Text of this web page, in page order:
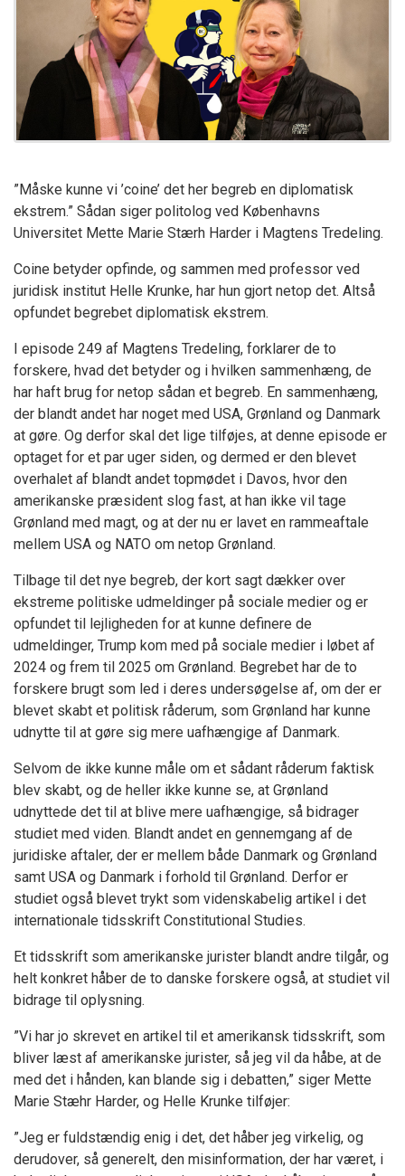
”Måske kunne vi ’coine’ det her begreb en diplomatisk
ekstrem.” Sådan siger politolog ved Københavns
Universitet Mette Marie Stærh Harder i Magtens Tredeling.
Coine betyder opfinde, og sammen med professor ved
juridisk institut Helle Krunke, har hun gjort netop det. Altså
opfundet begrebet diplomatisk ekstrem.
I episode 249 af Magtens Tredeling, forklarer de to
forskere, hvad det betyder og i hvilken sammenhæng, de
har haft brug for netop sådan et begreb. En sammenhæng,
der blandt andet har noget med USA, Grønland og Danmark
at gøre. Og derfor skal det lige tilføjes, at denne episode er
optaget for et par uger siden, og dermed er den blevet
overhalet af blandt andet topmødet i Davos, hvor den
amerikanske præsident slog fast, at han ikke vil tage
Grønland med magt, og at der nu er lavet en rammeaftale
mellem USA og NATO om netop Grønland.
Tilbage til det nye begreb, der kort sagt dækker over
ekstreme politiske udmeldinger på sociale medier og er
opfundet til lejligheden for at kunne definere de
udmeldinger, Trump kom med på sociale medier i løbet af
2024 og frem til 2025 om Grønland. Begrebet har de to
forskere brugt som led i deres undersøgelse af, om der er
blevet skabt et politisk råderum, som Grønland har kunne
udnytte til at gøre sig mere uafhængige af Danmark.
Selvom de ikke kunne måle om et sådant råderum faktisk
blev skabt, og de heller ikke kunne se, at Grønland
udnyttede det til at blive mere uafhængige, så bidrager
studiet med viden. Blandt andet en gennemgang af de
juridiske aftaler, der er mellem både Danmark og Grønland
samt USA og Danmark i forhold til Grønland. Derfor er
studiet også blevet trykt som videnskabelig artikel i det
internationale tidsskrift Constitutional Studies.
Et tidsskrift som amerikanske jurister blandt andre tilgår, og
helt konkret håber de to danske forskere også, at studiet vil
bidrage til oplysning.
”Vi har jo skrevet en artikel til et amerikansk tidsskrift, som
bliver læst af amerikanske jurister, så jeg vil da håbe, at de
med det i hånden, kan blande sig i debatten,” siger Mette
Marie Stæhr Harder, og Helle Krunke tilføjer:
”Jeg er fuldstændig enig i det, det håber jeg virkelig, og
derudover, så generelt, den misinformation, der har været, i